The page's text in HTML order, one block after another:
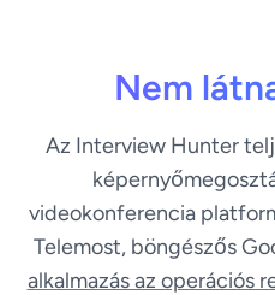
Nem
Az Interview Hunter
videokonferencia
Telemost, böngészős
alkalmazás az operációs